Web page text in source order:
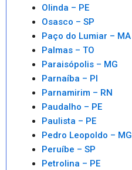
Olinda – PE
Osasco – SP
Paço do Lumiar – MA
Palmas – TO
Paraisópolis – MG
Parnaíba – PI
Parnamirim – RN
Paudalho – PE
Paulista – PE
Pedro Leopoldo – MG
Peruíbe – SP
Petrolina – PE